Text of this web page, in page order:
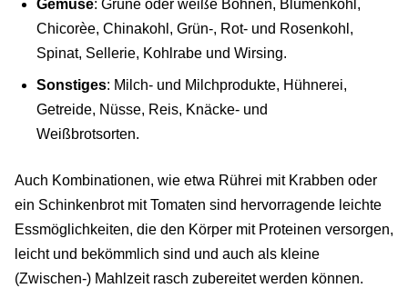
Gemüse: Grüne oder weiße Bohnen, Blumenkohl,
Chicorèe, Chinakohl, Grün-, Rot- und Rosenkohl,
Spinat, Sellerie, Kohlrabe und Wirsing.
Sonstiges: Milch- und Milchprodukte, Hühnerei,
Getreide, Nüsse, Reis, Knäcke- und
Weißbrotsorten.
Auch Kombinationen, wie etwa Rührei mit Krabben oder
ein Schinkenbrot mit Tomaten sind hervorragende leichte
Essmöglichkeiten, die den Körper mit Proteinen versorgen,
leicht und bekömmlich sind und auch als kleine
(Zwischen-) Mahlzeit rasch zubereitet werden können.